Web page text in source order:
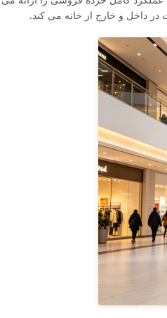
در داخل و خارج از خانه می کند.